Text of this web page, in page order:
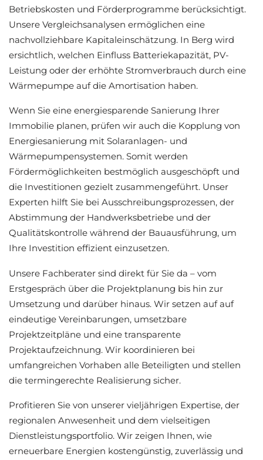
Betriebskosten und Förderprogramme berücksichtigt.
Unsere Vergleichsanalysen ermöglichen eine
nachvollziehbare Kapitaleinschätzung. In Berg wird
ersichtlich, welchen Einfluss Batteriekapazität, PV-
Leistung oder der erhöhte Stromverbrauch durch eine
Wärmepumpe auf die Amortisation haben.
Wenn Sie eine energiesparende Sanierung Ihrer
Immobilie planen, prüfen wir auch die Kopplung von
Energiesanierung mit Solaranlagen- und
Wärmepumpensystemen. Somit werden
Fördermöglichkeiten bestmöglich ausgeschöpft und
die Investitionen gezielt zusammengeführt. Unser
Experten hilft Sie bei Ausschreibungsprozessen, der
Abstimmung der Handwerksbetriebe und der
Qualitätskontrolle während der Bauausführung, um
Ihre Investition effizient einzusetzen.
Unsere Fachberater sind direkt für Sie da – vom
Erstgespräch über die Projektplanung bis hin zur
Umsetzung und darüber hinaus. Wir setzen auf auf
eindeutige Vereinbarungen, umsetzbare
Projektzeitpläne und eine transparente
Projektaufzeichnung. Wir koordinieren bei
umfangreichen Vorhaben alle Beteiligten und stellen
die termingerechte Realisierung sicher.
Profitieren Sie von unserer vieljährigen Expertise, der
regionalen Anwesenheit und dem vielseitigen
Dienstleistungsportfolio. Wir zeigen Ihnen, wie
erneuerbare Energien kostengünstig, zuverlässig und